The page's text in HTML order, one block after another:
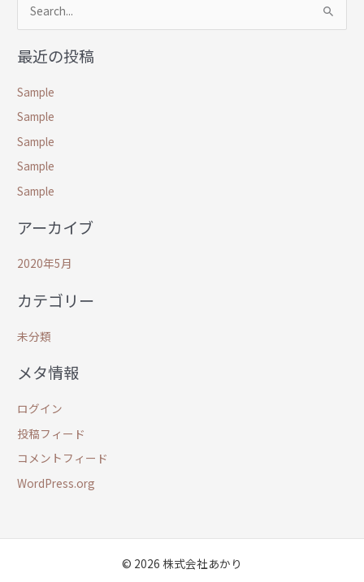
索
対
:
最近の投稿
Sample
Sample
Sample
Sample
Sample
アーカイブ
2020年5月
カテゴリー
未分類
メタ情報
ログイン
投稿フィード
コメントフィード
WordPress.org
© 2026 株式会社あかり